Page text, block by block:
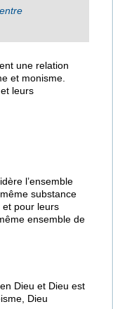
une relation
et monisme.
leurs
l’ensemble
substance
et pour leurs
ensemble de
Dieu et Dieu est
Dieu